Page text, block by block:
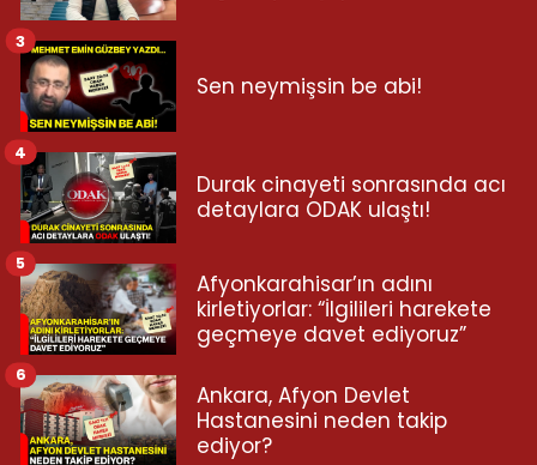
Sen neymişsin be abi!
3
Durak cinayeti sonrasında acı
detaylara ODAK ulaştı!
4
Afyonkarahisar’ın adını
kirletiyorlar: “İlgilileri harekete
geçmeye davet ediyoruz”
5
Ankara, Afyon Devlet
Hastanesini neden takip
ediyor?
6